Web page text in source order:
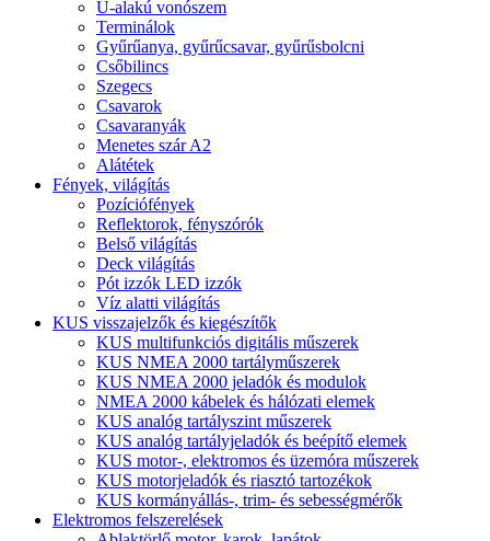
U-alakú vonószem
Terminálok
Gyűrűanya, gyűrűcsavar, gyűrűsbolcni
Csőbilincs
Szegecs
Csavarok
Csavaranyák
Menetes szár A2
Alátétek
Fények, világítás
Pozíciófények
Reflektorok, fényszórók
Belső világítás
Deck világítás
Pót izzók LED izzók
Víz alatti világítás
KUS visszajelzők és kiegészítők
KUS multifunkciós digitális műszerek
KUS NMEA 2000 tartályműszerek
KUS NMEA 2000 jeladók és modulok
NMEA 2000 kábelek és hálózati elemek
KUS analóg tartályszint műszerek
KUS analóg tartályjeladók és beépítő elemek
KUS motor-, elektromos és üzemóra műszerek
KUS motorjeladók és riasztó tartozékok
KUS kormányállás-, trim- és sebességmérők
Elektromos felszerelések